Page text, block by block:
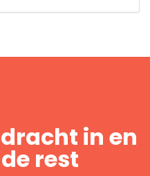
in en
rest